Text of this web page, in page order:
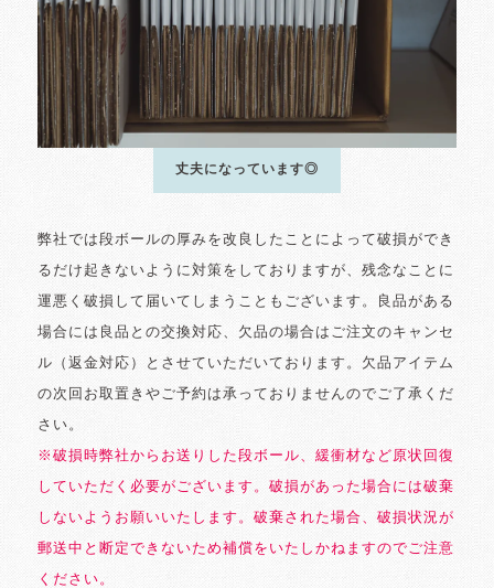
丈夫になっています◎
弊社では段ボールの厚みを改良したことによって破損ができ
るだけ起きないように対策をしておりますが、残念なことに
運悪く破損して届いてしまうこともございます。良品がある
場合には良品との交換対応、欠品の場合はご注文のキャンセ
ル（返金対応）とさせていただいております。欠品アイテム
の次回お取置きやご予約は承っておりませんのでご了承くだ
さい。
※破損時弊社からお送りした段ボール、緩衝材など原状回復
していただく必要がございます。破損があった場合には破棄
しないようお願いいたします。破棄された場合、破損状況が
郵送中と断定できないため補償をいたしかねますのでご注意
ください。